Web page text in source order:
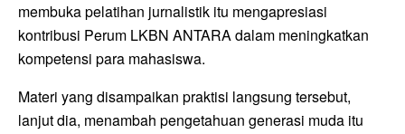
membuka pelatihan jurnalistik itu mengapresiasi
kontribusi Perum LKBN ANTARA dalam meningkatkan
kompetensi para mahasiswa.
Materi yang disampaikan praktisi langsung tersebut,
lanjut dia, menambah pengetahuan generasi muda itu